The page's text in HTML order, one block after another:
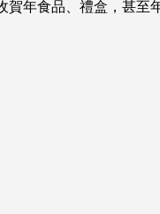
賀年食品、禮盒，甚至